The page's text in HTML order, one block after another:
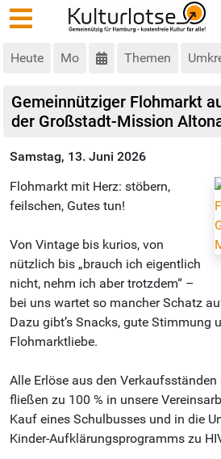
Heute Mo Themen
Gemeinnütziger Flohmarkt
der Großstadt-Mission
Samstag, 13. Juni 2026
Flohmarkt mit Herz: stöbern,
feilschen, Gutes tun!
Von Vintage bis kurios, von
nützlich bis „brauch ich eigentlich
nicht, nehm ich aber trotzdem“ –
bei uns wartet so mancher Schatz
Dazu gibt’s Snacks, gute Stimmung
Flohmarktliebe.
Alle Erlöse aus den
fließen zu 100 % in unsere
Kauf eines Schulbusses und in die
Kinder-Aufklärungsprogramms zu